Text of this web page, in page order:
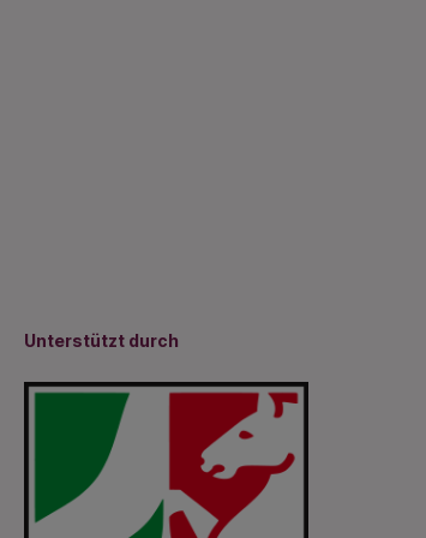
Unterstützt durch